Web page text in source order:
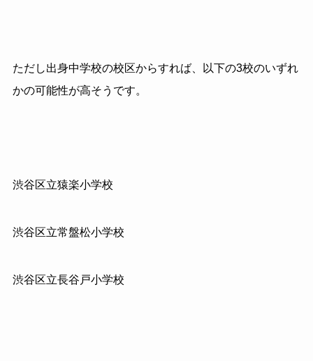
ただし出身中学校の校区からすれば、以下の3校のいずれ
かの可能性が高そうです。
渋谷区立猿楽小学校
渋谷区立常盤松小学校
渋谷区立長谷戸小学校